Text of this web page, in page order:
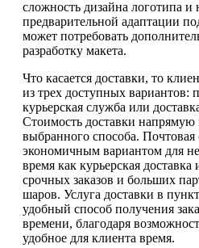
сложность дизайна логотипа и
предварительной адаптации
может потребовать
разработку макета.
Что касается доставки, то
из трех доступных вариантов:
курьерская служба или
Стоимость доставки напрямую
выбранного способа. Почтовая
экономичным вариантом для
время как курьерская
срочных заказов и больших
шаров. Услуга доставки в
удобный способ получения
времени, благодаря
удобное для клиента время.